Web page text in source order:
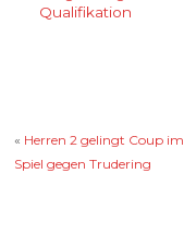
Qualifikation
« Herren 2 gelingt Coup im
Spiel gegen Trudering